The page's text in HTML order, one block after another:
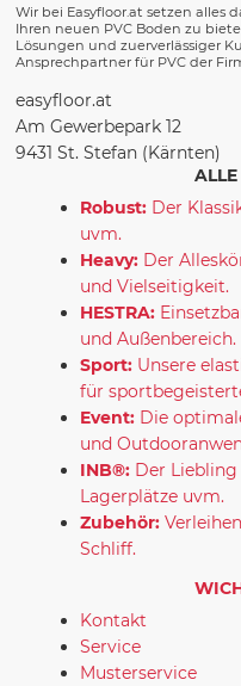
Wir bei Easyfloor.at setzen
Ihren neuen PVC Boden zu
Lösungen und zuerverlässiger
Ansprechpartner für PVC der
easyfloor.at
Am Gewerbepark 12
9431 St. Stefan (Kärnten)
Robust: Der
uvm.
Heavy: Der
und Vielseitigkeit.
HESTRA:
und Außenbereich.
Sport: Unsere
für
Event: Die
und
INB®: Der
Lagerplätze uvm.
Zubehör:
Schliff.
Kontakt
Service
Musterservice